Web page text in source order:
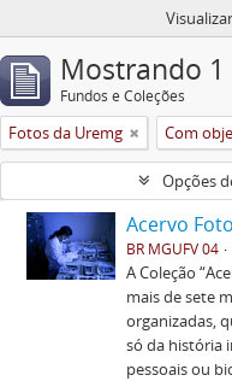
Mostrando
Fundos e Coleções
Fotos da Uremg Com
Opções
BR MGUFV 04
A Coleção
mais de sete
organizadas,
só da história
pessoais ou